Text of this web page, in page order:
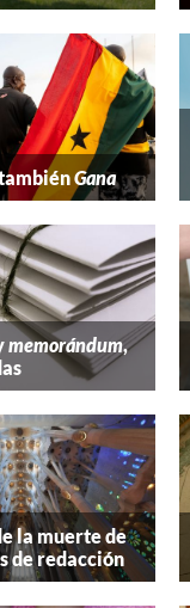
Gana
memorándum,
la muerte de
de redacción